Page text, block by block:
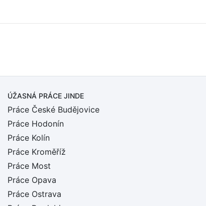
ÚŽASNÁ PRÁCE JINDE
Práce České Budějovice
Práce Hodonín
Práce Kolín
Práce Kroměříž
Práce Most
Práce Opava
Práce Ostrava